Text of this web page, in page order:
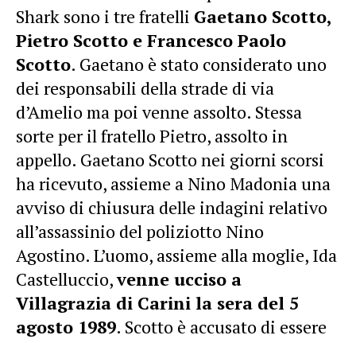
Shark sono i tre fratelli Gaetano Scotto,
Pietro Scotto e Francesco Paolo
Scotto. Gaetano è stato considerato uno
dei responsabili della strade di via
d’Amelio ma poi venne assolto. Stessa
sorte per il fratello Pietro, assolto in
appello. Gaetano Scotto nei giorni scorsi
ha ricevuto, assieme a Nino Madonia una
avviso di chiusura delle indagini relativo
all’assassinio del poliziotto Nino
Agostino. L’uomo, assieme alla moglie, Ida
Castelluccio,venne ucciso a
Villagrazia di Carini la sera del 5
agosto 1989. Scotto è accusato di essere